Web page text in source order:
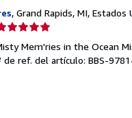
, Grand Rapids, MI,
Mem'ries in the Ocean
de ref. del artículo: BBS-